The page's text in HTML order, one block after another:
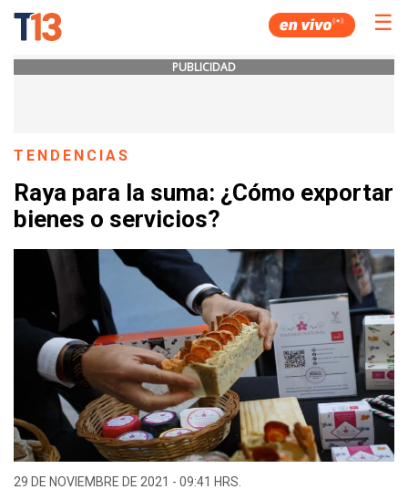
☰
PUBLICIDAD
TENDENCIAS
Raya para la suma: ¿Cómo exportar
bienes o servicios?
29 DE NOVIEMBRE DE 2021 - 09:41 HRS.